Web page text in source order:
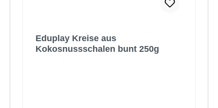
Eduplay Kreise aus
Kokosnussschalen bunt 250g